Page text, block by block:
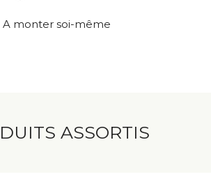
A monter soi-même
ASSORTIS